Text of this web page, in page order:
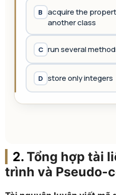
Tổng hợp tài
trình và Pseudo-